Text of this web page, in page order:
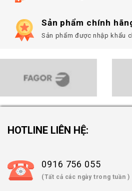
Sản phẩm chính
Sản phẩm được nhập khẩu
HOTLINE LIÊN HỆ:
0916 756 055
(Tất cả các ngày trong tuần )